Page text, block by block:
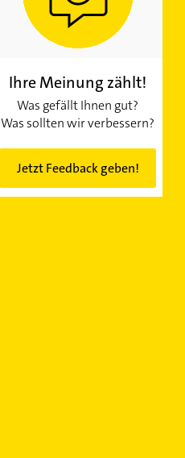
Ihre Meinung zählt!
Was gefällt Ihnen gut?
Was sollten wir verbessern?
Jetzt Feedback geben!